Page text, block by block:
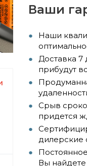
Ваши
Наши
Доставка
прибудут
Срыв
придется
дилерские
Вы найдете